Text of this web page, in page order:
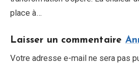
place à…
Laisser un commentaire
Votre adresse e-mail ne sera pas